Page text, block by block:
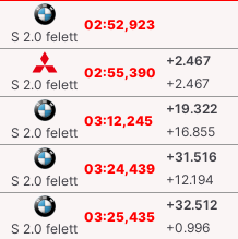
S 2.0 felett
02:52,923
S 2.0 felett
02:55,390
+2.467
+2.467
S 2.0 felett
03:12,245
+19.322
+16.855
S 2.0 felett
03:24,439
+31.516
+12.194
S 2.0 felett
03:25,435
+32.512
+0.996